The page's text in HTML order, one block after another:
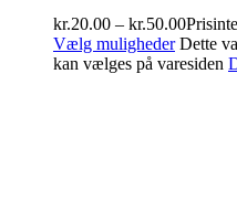
kr.20.00 – kr.50.00
Vælg muligheder Dette
kan vælges på varesiden